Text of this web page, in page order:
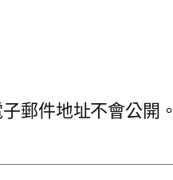
郵件地址不會公開。